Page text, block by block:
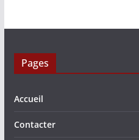
Pages
Accueil
Contacter